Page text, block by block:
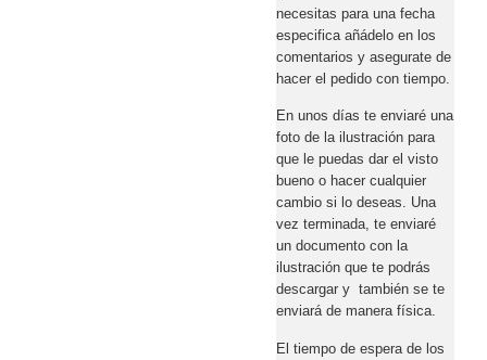
necesitas para una fecha
especifica añádelo en los
comentarios y asegurate de
hacer el pedido con tiempo.
En unos días te enviaré una
foto de la ilustración para
que le puedas dar el visto
bueno o hacer cualquier
cambio si lo deseas. Una
vez terminada, te enviaré
un documento con la
ilustración que te podrás
descargar y también se te
enviará de manera física.
El tiempo de espera de los